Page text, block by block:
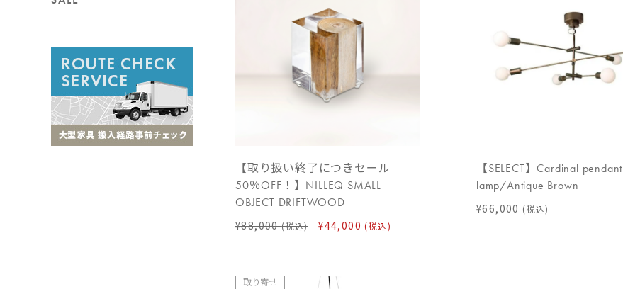
【取り扱い終了につきセール
50％OFF！】NILLEQ SMALL
OBJECT DRIFTWOOD
¥88,000(税込) ¥44,000(税込)
【SELECT】Cardinal pendant
lamp/Antique Brown
¥66,000 (税込)
取り寄せ